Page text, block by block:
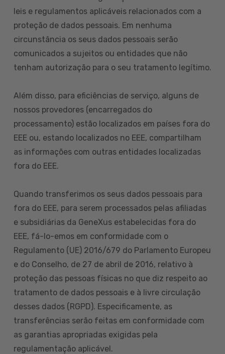
leis e regulamentos aplicáveis relacionados com a
proteção de dados pessoais. Em nenhuma
circunstância os seus dados pessoais serão
comunicados a sujeitos ou entidades que não
tenham autorização para o seu tratamento legítimo.
Além disso, para eficiências de serviço, alguns de
nossos provedores (encarregados do
processamento) estão localizados em países fora do
EEE ou, estando localizados no EEE, compartilham
as informações com outras entidades localizadas
fora do EEE.
Quando transferimos os seus dados pessoais para
fora do EEE, para serem processados pelas afiliadas
e subsidiárias da GeneXus estabelecidas fora do
EEE, fá-lo-emos em conformidade com o
Regulamento (UE) 2016/679 do Parlamento Europeu
e do Conselho, de 27 de abril de 2016, relativo à
proteção das pessoas físicas no que diz respeito ao
tratamento de dados pessoais e à livre circulação
desses dados (RGPD). Especificamente, as
transferências serão feitas em conformidade com
as garantias apropriadas exigidas pela
regulamentação aplicável.